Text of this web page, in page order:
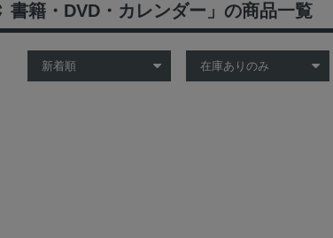
書籍・DVD・カレンダー」の商品一覧